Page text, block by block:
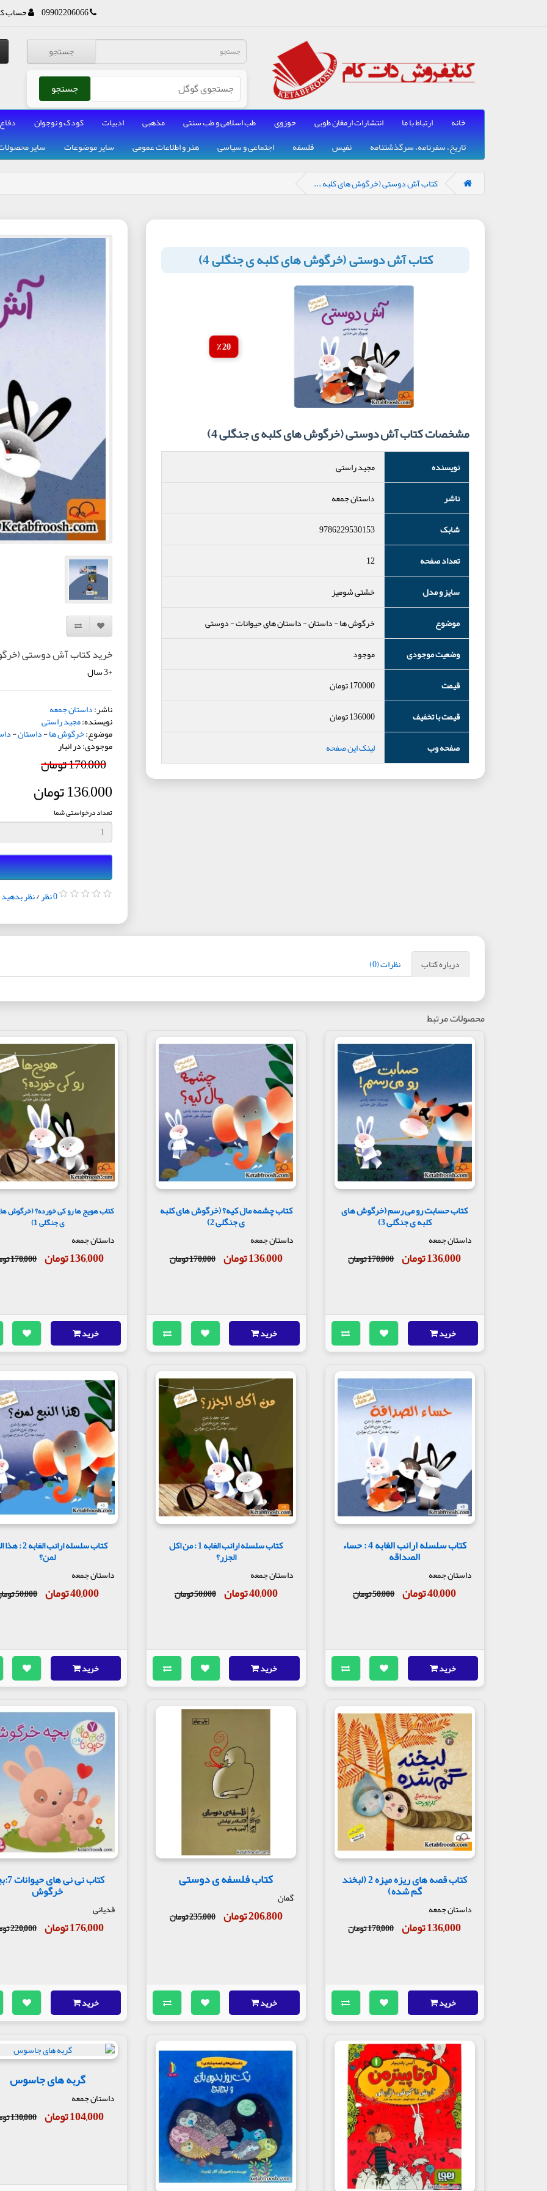
09902206066 حساب
جستجو
جستجو
خانه ارتباط با ما انتشارات ارمغان طوبی حوزوی طب اسلامی و طب سنتی مذهبی ادبیات کودک و نوجوان
تاریخ، سفرنامه، سرگذشتنامه
نفیس فلسفه اجتماعی و سیاسی هنر و اطلاعات عمومی سایر موضوعات سایر
کتاب آش دوستی (خرگوش های کلبه ...
کتاب آش دوستی (خرگوش های کلبه ی جنگلی 4)
20 ٪
مشخصات کتاب آش دوستی (خرگوش های کلبه ی جنگلی 4)
نویسنده
مجید راستی
ناشر
داستان جمعه
شابک
9786229530153
تعداد صفحه
12
سایز و مدل
خشتی شومیز
موضوع
خرگوش ها-داستان-داستان های حیوانات-دوستی
وضعیت موجودی
موجود
قیمت
170000تومان
قیمت با تخفیف
136000تومان
صفحه وب
لینک این صفحه
افزودن به لیست دلخواه
مقایسه این محصول
خرید کتاب آش دوستی
+3 سال
ناشر:داستان جمعه
نویسنده:مجید راستی
موضوع:خرگوش ها-داستان-
موجودی: در انبار
170,000 تومان
136,000 تومان
تعداد درخواستی شما
0 نظر /نظر بدهید
درباره کتاب نظرات (0)
محصولات مرتبط
کتاب حسابت رو می رسم (خرگوش های
کلبه ی جنگلی 3)
داستان جمعه
136,000 تومان 170,000 تومان
خرید
کتاب چشمه مال کیه؟ (خرگوش های کلبه
ی جنگلی 2)
داستان جمعه
136,000 تومان 170,000 تومان
خرید
کتاب هویج ها رو کی خورده؟ (خرگوش
ی جنگلی 1)
داستان جمعه
136,000 تومان 170,000 تومان
خرید
کتاب سلسله ارانب الغابه 4 : حساء
الصداقه
داستان جمعه
40,000 تومان 50,000 تومان
خرید
کتاب سلسله ارانب الغابه 1 : من اکل
الجزر؟
داستان جمعه
40,000 تومان 50,000 تومان
خرید
کتاب سلسله ارانب
لمن؟
داستان جمعه
40,000 تومان 50,000 تومان
خرید
کتاب قصه های ریزه میزه 2 (لبخند
گم شده)
داستان جمعه
136,000 تومان 170,000 تومان
خرید
کتاب فلسفه ی دوستی
گمان
206,800 تومان 235,000 تومان
خرید
کتاب
خرگوش
قدیانی
176,000 تومان 220,000 تومان
خرید
گربه های جاسوس
داستان جمعه
104,000 تومان 130,000 تومان